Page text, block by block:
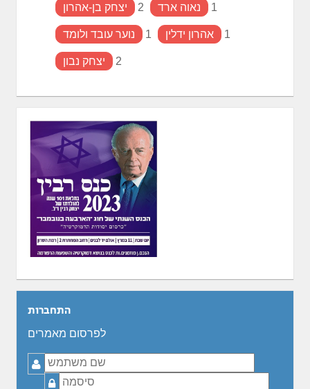
יצחק בן-אהרון 2 נאוה ארד 1
נוער עובד ולומד 1 אהרון ידלין 1
יצחק נבון 2
התחברות
לפרסום מאמרים
שם
משתמש
סיסמה